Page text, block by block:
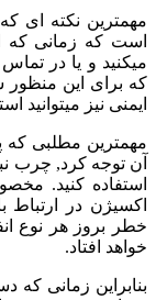
مهمترین نکته ای
است که زمانی که
میکنید و یا در
که برای این منظور
ایمنی نیز میتوانید
مهمترین مطلبی که
آن توجه کرد, چرب
استفاده کنید.
اکسیژن در ارتباط
خطر بروز هر نوع
خواهد افتاد.
بنابراین زمانی